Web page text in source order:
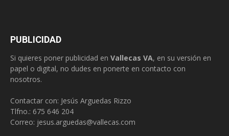
PUBLICIDAD
Si quieres poner publicidad en Vallecas VA, en su versión en
papel o digital, no dudes en ponerte en contacto con
nosotros.
Contactar con: Jesús Arguedas Rizzo
Tlfno.: 675 646 204
Correo: jesus.arguedas@vallecas.com